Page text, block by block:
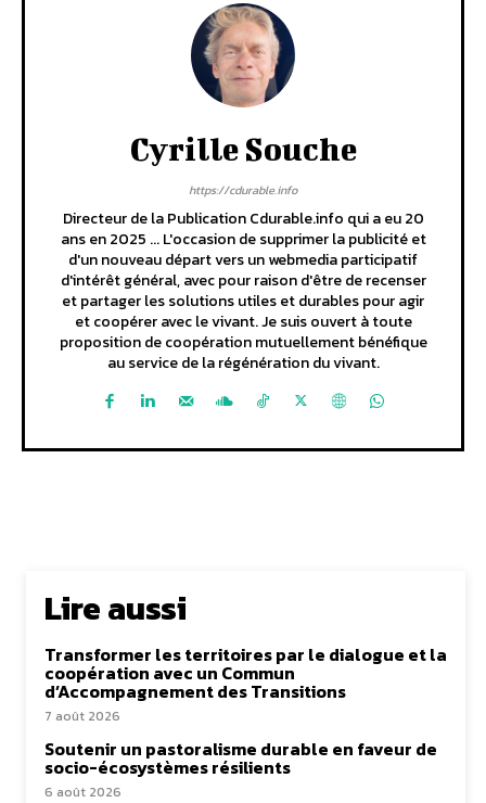
Cyrille Souche
https://cdurable.info
Directeur de la Publication Cdurable.info qui a eu 20
ans en 2025 ... L'occasion de supprimer la publicité et
d'un nouveau départ vers un webmedia participatif
d'intérêt général, avec pour raison d'être de recenser
et partager les solutions utiles et durables pour agir
et coopérer avec le vivant. Je suis ouvert à toute
proposition de coopération mutuellement bénéfique
au service de la régénération du vivant.
Lire aussi
Transformer les territoires par le dialogue et la
coopération avec un Commun
d’Accompagnement des Transitions
7 août 2026
Soutenir un pastoralisme durable en faveur de
socio-écosystèmes résilients
6 août 2026